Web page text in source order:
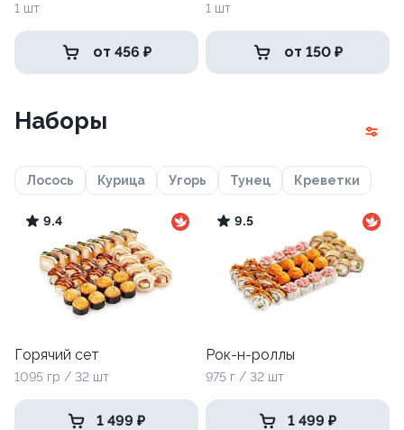
1 шт
от 456 ₽
1 шт
от 150 ₽
Наборы
Лосось Курица Угорь Тунец Креветки
9.4
Горячий сет
1095 гр / 32 шт
1 499 ₽
9.5
Рок-н-роллы
975 г / 32 шт
1 499 ₽